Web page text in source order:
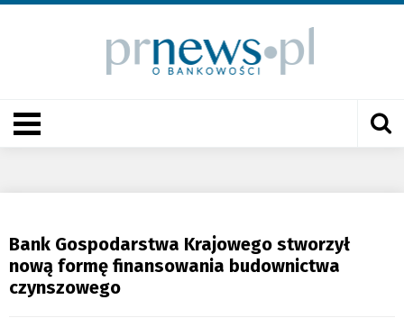
Bank Gospodarstwa Krajowego stworzył
nową formę finansowania budownictwa
czynszowego